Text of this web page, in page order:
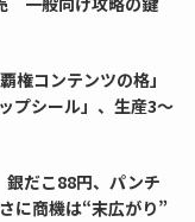
権コンテンツの格」
プシール」、生産3～
だこ88円、パンチ
に商機は“末広がり”